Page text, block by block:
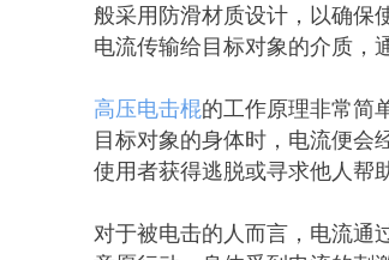
般采用防滑材质设计，以确保
电流传输给目标对象的介质，
高压电击棍的工作原理非常简
目标对象的身体时，电流便会
使用者获得逃脱或寻求他人帮
对于被电击的人而言，电流通